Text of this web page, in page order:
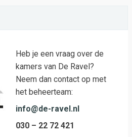
Heb je een vraag over de
kamers van De Ravel?
Neem dan contact op met
het beheerteam:
info@de-ravel.nl
030 – 22 72 421